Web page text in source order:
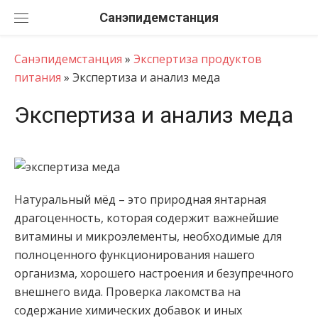
Санэпидемстанция
Санэпидемстанция » Экспертиза продуктов
питания » Экспертиза и анализ меда
Экспертиза и анализ меда
Натуральный мёд – это природная янтарная
драгоценность, которая содержит важнейшие
витамины и микроэлементы, необходимые для
полноценного функционирования нашего
организма, хорошего настроения и безупречного
внешнего вида. Проверка лакомства на
содержание химических добавок и иных